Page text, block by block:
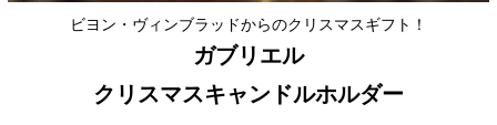
ビヨン・ヴィンブラッドからのクリスマスギフト！
ガブリエル
クリスマスキャンドルホルダー